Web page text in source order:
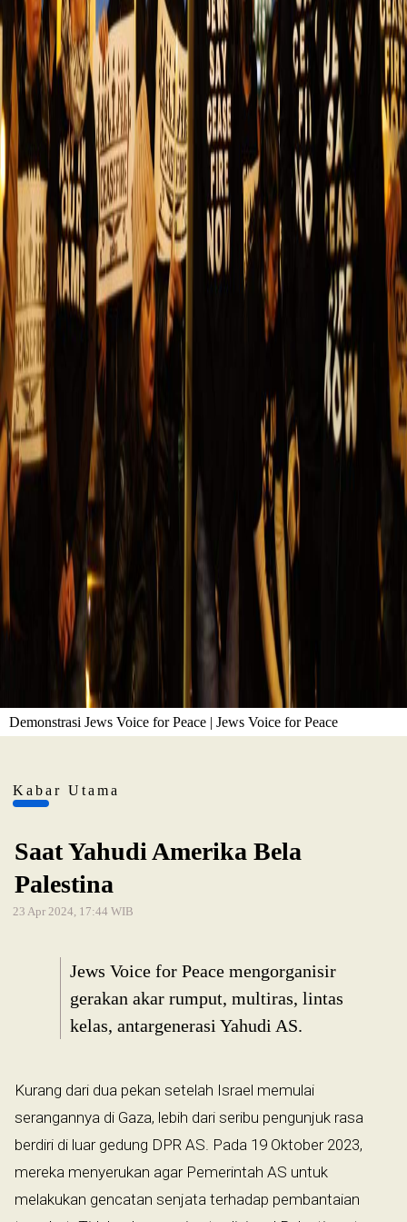
Demonstrasi Jews Voice for Peace | Jews Voice for Peace
Kabar Utama
Saat Yahudi Amerika Bela
Palestina
23 Apr 2024, 17:44 WIB
Jews Voice for Peace mengorganisir
gerakan akar rumput, multiras, lintas
kelas, antargenerasi Yahudi AS.
Kurang dari dua pekan setelah Israel memulai
serangannya di Gaza, lebih dari seribu pengunjuk rasa
berdiri di luar gedung DPR AS. Pada 19 Oktober 2023,
mereka menyerukan agar Pemerintah AS untuk
melakukan gencatan senjata terhadap pembantaian